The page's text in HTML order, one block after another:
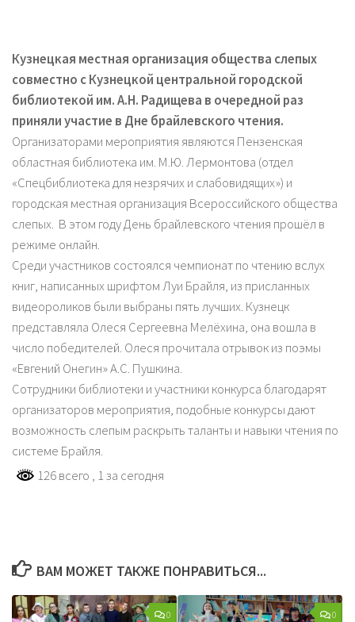
Кузнецкая местная организация общества слепых
совместно с Кузнецкой центральной городской
библиотекой им. А.Н. Радищева в очередной раз
приняли участие в Дне брайлевского чтения.
Организаторами мероприятия являются Пензенская
областная библиотека им. М.Ю. Лермонтова (отдел
«Спецбиблиотека для незрячих и слабовидящих») и
городская местная организация Всероссийского общества
слепых. В этом году День брайлевского чтения прошёл в
режиме онлайн.
Среди участников состоялся чемпионат по чтению вслух
книг, написанных шрифтом Луи Брайля, из присланных
видеороликов были выбраны пять лучших. Кузнецк
представляла Олеся Сергеевна Мелёхина, она вошла в
число победителей. Олеся прочитала отрывок из поэмы
«Евгений Онегин» А.С. Пушкина.
Сотрудники библиотеки и участники конкурса благодарят
организаторов мероприятия, подобные конкурсы дают
возможность слепым раскрыть таланты и навыки чтения по
системе Брайля.
126 всего , 1 за сегодня
ВАМ МОЖЕТ ТАКЖЕ ПОНРАВИТЬСЯ...
0 0